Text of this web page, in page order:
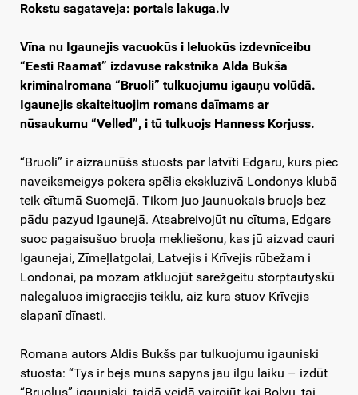
Rokstu sagataveja: portals lakuga.lv
Vīna nu Igaunejis vacuokūs i leluokūs izdevnīceibu
“Eesti Raamat” izdavuse rakstnīka Alda Bukša
kriminalromana “Bruoli” tulkuojumu igauņu volūdā.
Igaunejis skaiteituojim romans daīmams ar
nūsaukumu “Velled”, i tū tulkuojs Hanness Korjuss.
“Bruoli” ir aizraunūšs stuosts par latvīti Edgaru, kurs piec
naveiksmeigys pokera spēlis ekskluzivā Londonys klubā
teik cītumā Suomejā. Tikom juo jaunuokais bruoļs bez
pādu pazyud Igaunejā. Atsabreivojūt nu cītuma, Edgars
suoc pagaisušuo bruoļa mekliešonu, kas jū aizvad cauri
Igaunejai, Zīmeļlatgolai, Latvejis i Krīvejis rūbežam i
Londonai, pa mozam atkluojūt sarežgeitu storptautyskū
nalegaluos imigracejis teiklu, aiz kura stuov Krīvejis
slapanī dīnasti.
Romana autors Aldis Bukšs par tulkuojumu igauniski
stuosta: “Tys ir bejs muns sapyns jau ilgu laiku – izdūt